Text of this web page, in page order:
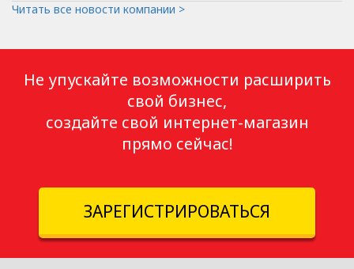
Читать все новости компании >
Не упускайте возможности расширить
свой бизнес,
создайте свой интернет-магазин
прямо сейчас!
ЗАРЕГИСТРИРОВАТЬСЯ